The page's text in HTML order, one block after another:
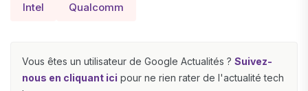
Intel Qualcomm
Vous êtes un utilisateur de Google Actualités ? Suivez-
nous en cliquant ici pour ne rien rater de l'actualité tech